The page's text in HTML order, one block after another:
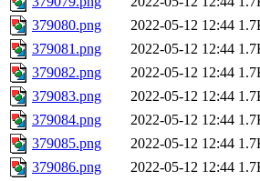
379080.png
2022-05-12 12:44
379081.png
2022-05-12 12:44
379082.png
2022-05-12 12:44
379083.png
2022-05-12 12:44
379084.png
2022-05-12 12:44
379085.png
2022-05-12 12:44
379086.png
2022-05-12 12:44